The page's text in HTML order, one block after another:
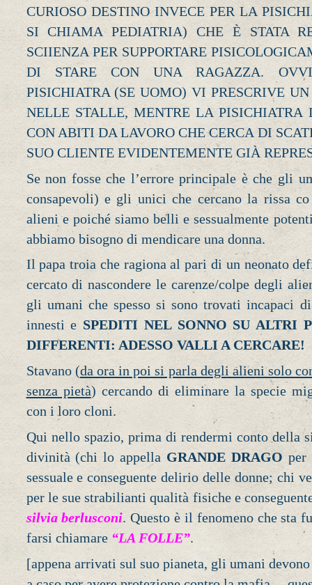
CURIOSO DESTINO INVECE PER LA
SI CHIAMA PEDIATRIA) CHE È STATA
SCIIENZA PER SUPPORTARE
DI STARE CON UNA RAGAZZA.
PISICHIATRA (SE UOMO) VI PRESCRIVE
NELLE STALLE, MENTRE LA PISICHIATRA
CON ABITI DA LAVORO CHE CERCA DI
SUO CLIENTE EVIDENTEMENTE GIÀ
Se non fosse che l’errore principale è che gli
consapevoli) e gli unici che cercano la rissa
alieni e poiché siamo belli e sessualmente
abbiamo bisogno di mendicare una donna.
Il papa troia che ragiona al pari di un neonato
cercato di nascondere le carenze/colpe degli
gli umani che spesso si sono trovati incapaci
innesti e SPEDITI NEL SONNO SU ALTRI
DIFFERENTI: ADESSO VALLI A CERCARE!
Stavano (da ora in poi si parla degli alieni solo
senza pietà) cercando di eliminare la specie
con i loro cloni.
Qui nello spazio, prima di rendermi conto della
divinità (chi lo appella GRANDE DRAGO per
sessuale e conseguente delirio delle donne; chi
per le sue strabilianti qualità fisiche e
silvia berlusconi. Questo è il fenomeno che sta
farsi chiamare “LA FOLLE”.
[appena arrivati sul suo pianeta, gli umani